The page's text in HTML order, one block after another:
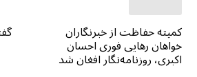
کمیته حفاظت از خبرنگاران
خواهان رهایی فوری احسان
اکبری، روزنامه‌نگار افغان شد